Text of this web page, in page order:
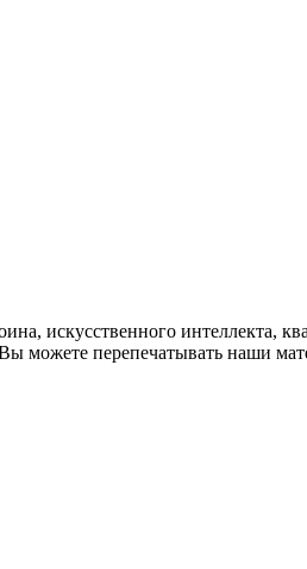
искусственного интеллекта,
можете перепечатывать наши